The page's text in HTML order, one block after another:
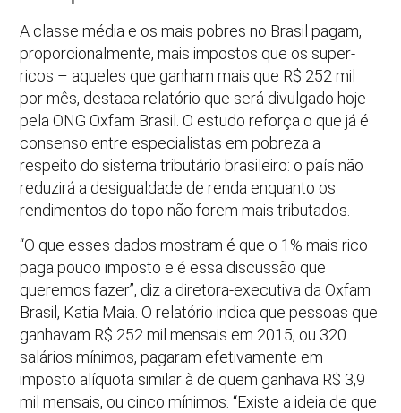
A classe média e os mais pobres no Brasil pagam,
proporcionalmente, mais impostos que os super-
ricos – aqueles que ganham mais que R$ 252 mil
por mês, destaca relatório que será divulgado hoje
pela ONG Oxfam Brasil. O estudo reforça o que já é
consenso entre especialistas em pobreza a
respeito do sistema tributário brasileiro: o país não
reduzirá a desigualdade de renda enquanto os
rendimentos do topo não forem mais tributados.
“O que esses dados mostram é que o 1% mais rico
paga pouco imposto e é essa discussão que
queremos fazer”, diz a diretora-executiva da Oxfam
Brasil, Katia Maia. O relatório indica que pessoas que
ganhavam R$ 252 mil mensais em 2015, ou 320
salários mínimos, pagaram efetivamente em
imposto alíquota similar à de quem ganhava R$ 3,9
mil mensais, ou cinco mínimos. “Existe a ideia de que